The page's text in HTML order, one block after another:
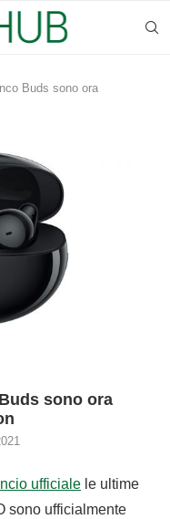
Buds sono ora
sono ora
ufficiale le ultime
sono ufficialmente